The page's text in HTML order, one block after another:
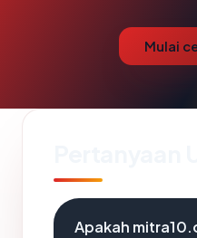
Mulai
Apakah